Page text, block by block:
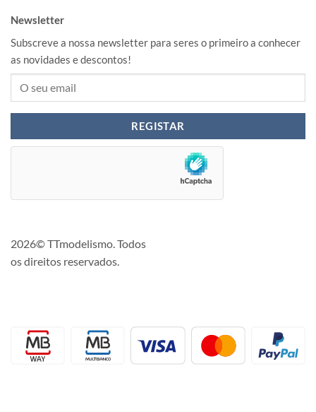
Newsletter
Subscreve a nossa newsletter para seres o primeiro a conhecer
as novidades e descontos!
2026© TTmodelismo. Todos
os direitos reservados.